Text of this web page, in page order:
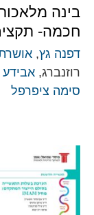
בינה
חכמה-
דפנה גץ,
רוזנברג,
סימה ציפרפל